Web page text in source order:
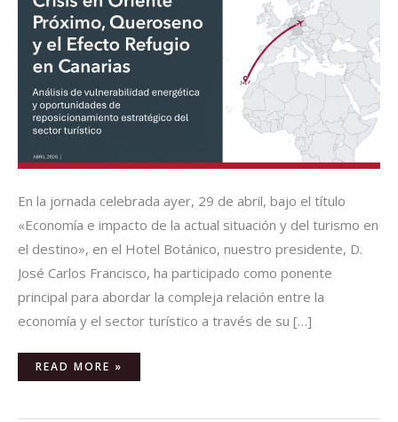
En la jornada celebrada ayer, 29 de abril, bajo el título
«Economía e impacto de la actual situación y del turismo en
el destino», en el Hotel Botánico, nuestro presidente, D.
José Carlos Francisco, ha participado como ponente
principal para abordar la compleja relación entre la
economía y el sector turístico a través de su […]
READ MORE »